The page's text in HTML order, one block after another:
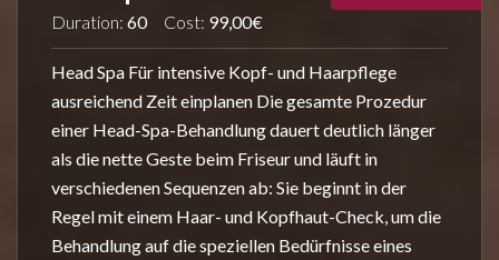
Duration: 60 Cost: 99,00€
Head Spa Für intensive Kopf- und Haarpflege
ausreichend Zeit einplanen Die gesamte Prozedur
einer Head-Spa-Behandlung dauert deutlich länger
als die nette Geste beim Friseur und läuft in
verschiedenen Sequenzen ab: Sie beginnt in der
Regel mit einem Haar- und Kopfhaut-Check, um die
Behandlung auf die speziellen Bedürfnisse eines